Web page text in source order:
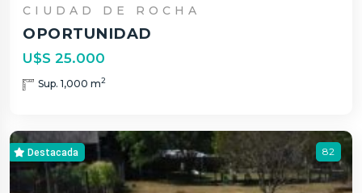
CIUDAD DE ROCHA
OPORTUNIDAD
U$S 25.000
Sup. 1,000 m2
Destacada 82